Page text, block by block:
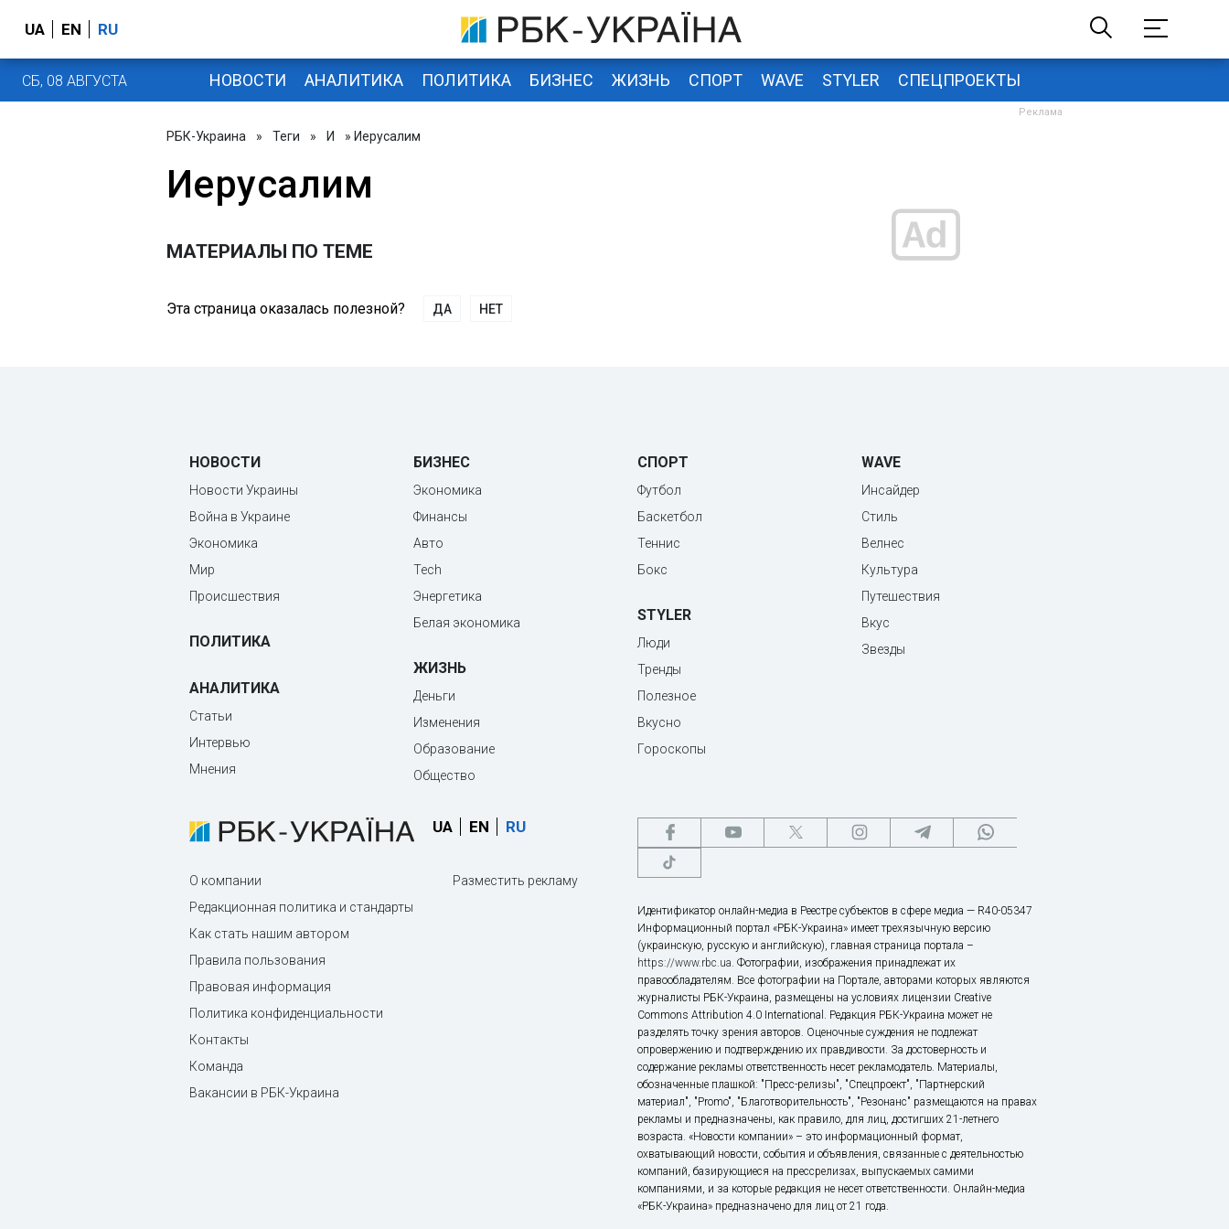
UA EN RU
СБ, 08 АВГУСТА НОВОСТИ АНАЛИТИКА ПОЛИТИКА БИЗНЕС ЖИЗНЬ СПОРТ WAVE STYLER СПЕЦПРОЕКТЫ
РБК-Украина » Теги » И » Иерусалим
Иерусалим
МАТЕРИАЛЫ ПО ТЕМЕ
Эта страница оказалась полезной? ДА НЕТ
НОВОСТИ
Новости Украины
Война в Украине
Экономика
Мир
Происшествия
ПОЛИТИКА
АНАЛИТИКА
Статьи
Интервью
Мнения
БИЗНЕС
Экономика
Финансы
Авто
Tech
Энергетика
Белая экономика
ЖИЗНЬ
Деньги
Изменения
Образование
Общество
СПОРТ
Футбол
Баскетбол
Теннис
Бокс
STYLER
Люди
Тренды
Полезное
Вкусно
Гороскопы
WAVE
Инсайдер
Стиль
Велнес
Культура
Путешествия
Вкус
Звезды
UA EN RU
О компании
Редакционная политика и стандарты
Как стать нашим автором
Правила пользования
Правовая информация
Политика конфиденциальности
Контакты
Команда
Вакансии в РБК-Украина
Разместить рекламу
Идентификатор онлайн-медиа в Реестре субъектов в сфере медиа — R40-05347
Информационный портал «РБК-Украина» имеет трехязычную версию
(украинскую, русскую и английскую), главная страница портала –
https://www.rbc.ua. Фотографии, изображения принадлежат их
правообладателям. Все фотографии на Портале, авторами которых являются
журналисты РБК-Украина, размещены на условиях лицензии Creative
Commons Attribution 4.0 International. Редакция РБК-Украина может не
разделять точку зрения авторов. Оценочные суждения не подлежат
опровержению и подтверждению их правдивости. За достоверность и
содержание рекламы ответственность несет рекламодатель. Материалы,
обозначенные плашкой: "Пресс-релизы", "Спецпроект", "Партнерский
материал", "Promo", "Благотворительность", "Резонанс" размещаются на правах
рекламы и предназначены, как правило, для лиц, достигших 21-летнего
возраста. «Новости компании» – это информационный формат,
охватывающий новости, события и объявления, связанные с деятельностью
компаний, базирующиеся на прессрелизах, выпускаемых самими
компаниями, и за которые редакция не несет ответственности. Онлайн-медиа
«РБК-Украина» предназначено для лиц от 21 года.